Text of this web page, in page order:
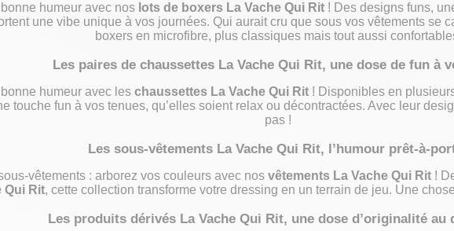
humeur avec nos lots de boxers La Vache Qui Rit! Des designs funs,
une vibe unique à vos journées. Qui aurait cru que sous vos vêtements se
boxers en microfibre, plus classiques mais tout aussi
Les paires de chaussettes La Vache Qui Rit, une dose de fun à
humeur avec les chaussettes La Vache Qui Rit ! Disponibles en
touche fun à vos tenues, qu’elles soient relax ou décontractées. Avec leur
pas !
Les sous-vêtements La Vache Qui Rit, l’humour prêt-à-
vêtements : arborez vos couleurs avec nos vêtements La Vache Qui Rit !
Qui Rit, cette collection transforme votre dressing en un terrain de jeu. Une
Les produits dérivés La Vache Qui Rit, une dose d’originalité au